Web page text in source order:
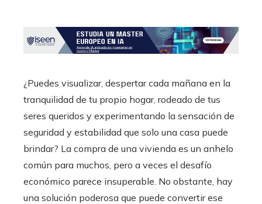
¿Puedes visualizar, despertar cada mañana en la
tranquilidad de tu propio hogar, rodeado de tus
seres queridos y experimentando la sensación de
seguridad y estabilidad que solo una casa puede
brindar? La compra de una vivienda es un anhelo
común para muchos, pero a veces el desafío
económico parece insuperable. No obstante, hay
una solución poderosa que puede convertir ese